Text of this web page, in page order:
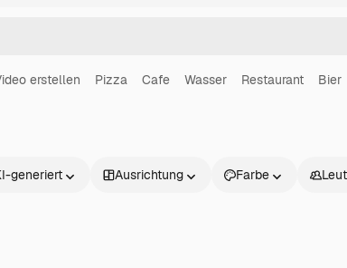
erstellen Pizza Cafe Wasser Restaurant Bier
generiert Ausrichtung Farbe